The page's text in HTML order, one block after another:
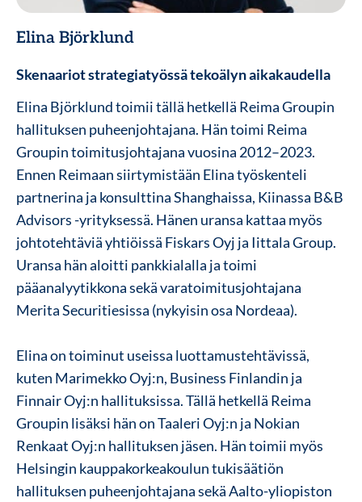
Elina Björklund
Skenaariot strategiatyössä tekoälyn aikakaudella
Elina Björklund toimii tällä hetkellä Reima Groupin
hallituksen puheenjohtajana. Hän toimi Reima
Groupin toimitusjohtajana vuosina 2012–2023.
Ennen Reimaan siirtymistään Elina työskenteli
partnerina ja konsulttina Shanghaissa, Kiinassa B&B
Advisors -yrityksessä. Hänen uransa kattaa myös
johtotehtäviä yhtiöissä Fiskars Oyj ja Iittala Group.
Uransa hän aloitti pankkialalla ja toimi
pääanalyytikkona sekä varatoimitusjohtajana
Merita Securitiesissa (nykyisin osa Nordeaa).
Elina on toiminut useissa luottamustehtävissä,
kuten Marimekko Oyj:n, Business Finlandin ja
Finnair Oyj:n hallituksissa. Tällä hetkellä Reima
Groupin lisäksi hän on Taaleri Oyj:n ja Nokian
Renkaat Oyj:n hallituksen jäsen. Hän toimii myös
Helsingin kauppakorkeakoulun tukisäätiön
hallituksen puheenjohtajana sekä Aalto-yliopiston